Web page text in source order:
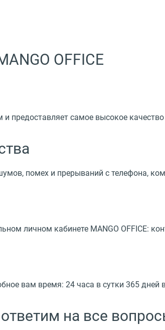
OFFICE
и предоставляет самое высокое
помех и прерываний с телефона,
личном кабинете MANGO OFFICE:
вам время: 24 часа в сутки 365 дней
на все